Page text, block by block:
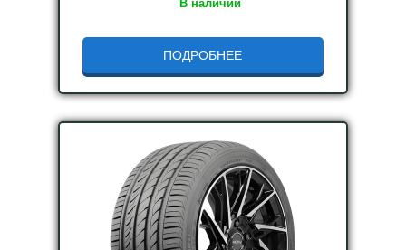
В наличии
ПОДРОБНЕЕ